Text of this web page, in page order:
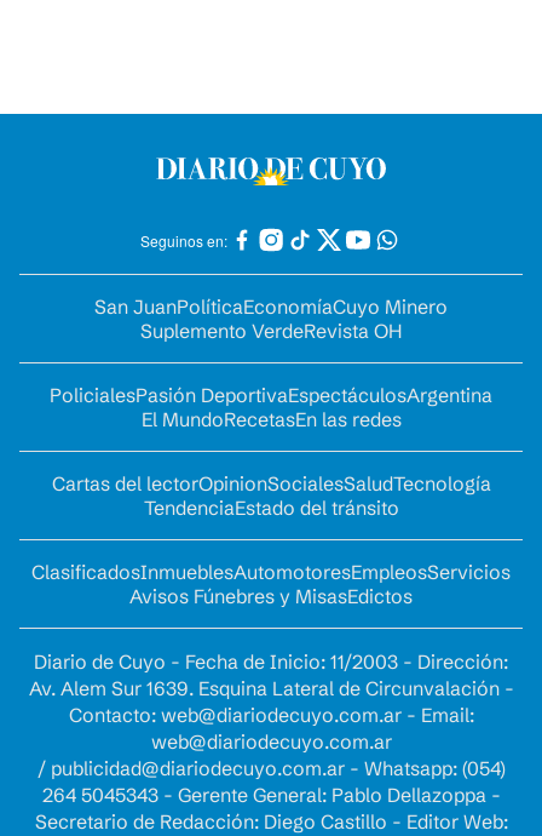
Seguinos en:
San JuanPolíticaEconomíaCuyo Minero
Suplemento VerdeRevista OH
PolicialesPasión DeportivaEspectáculosArgentina
El MundoRecetasEn las redes
Cartas del lectorOpinionSocialesSaludTecnología
TendenciaEstado del tránsito
ClasificadosInmueblesAutomotoresEmpleosServicios
Avisos Fúnebres y MisasEdictos
Diario de Cuyo - Fecha de Inicio: 11/2003 - Dirección:
Av. Alem Sur 1639. Esquina Lateral de Circunvalación -
Contacto: web@diariodecuyo.com.ar- Email:
web@diariodecuyo.com.ar
/ publicidad@diariodecuyo.com.ar- Whatsapp: (054)
264 5045343 - Gerente General: Pablo Dellazoppa -
Secretario de Redacción: Diego Castillo - Editor Web: